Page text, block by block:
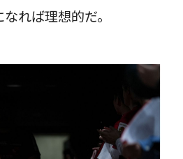
れば理想的だ。